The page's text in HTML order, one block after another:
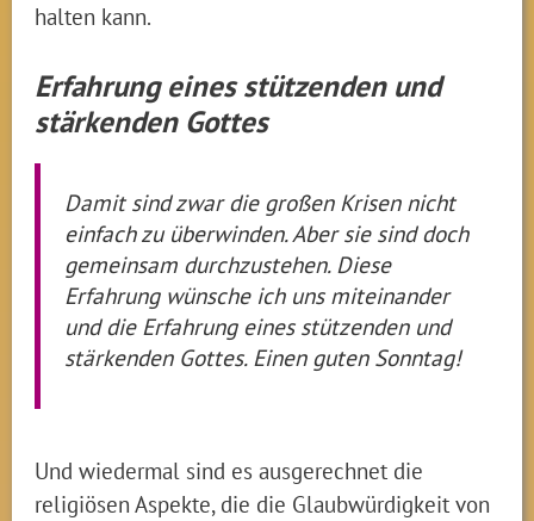
halten kann.
Erfahrung eines stützenden und
stärkenden Gottes
Damit sind zwar die großen Krisen nicht
einfach zu überwinden. Aber sie sind doch
gemeinsam durchzustehen. Diese
Erfahrung wünsche ich uns miteinander
und die Erfahrung eines stützenden und
stärkenden Gottes. Einen guten Sonntag!
Und wiedermal sind es ausgerechnet die
religiösen Aspekte, die die Glaubwürdigkeit von